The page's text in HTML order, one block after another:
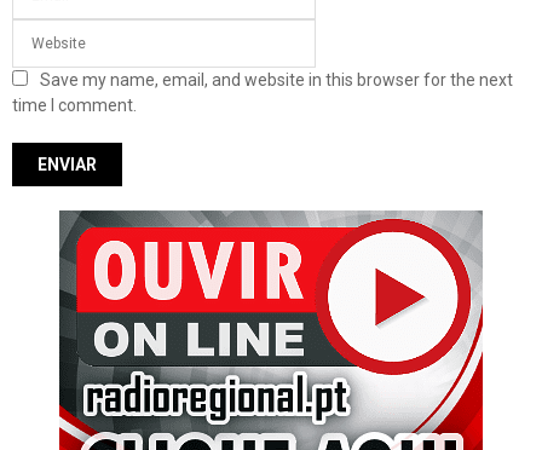
Save my name, email, and website in this browser for the next
time I comment.